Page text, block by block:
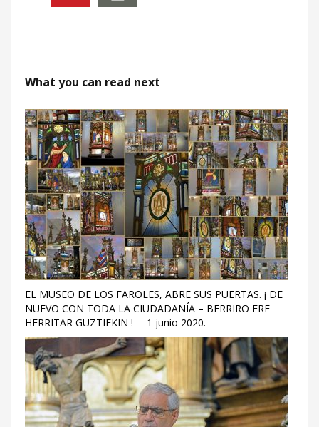
What you can read next
EL MUSEO DE LOS FAROLES, ABRE SUS PUERTAS. ¡ DE
NUEVO CON TODA LA CIUDADANÍA – BERRIRO ERE
HERRITAR GUZTIEKIN !— 1 junio 2020.